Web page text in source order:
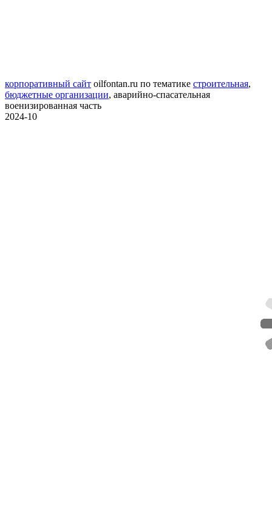
корпоративный сайт oilfontan.ru по тематике строительная,
бюджетные организации, аварийно-спасательная
военизированная часть
2024-10